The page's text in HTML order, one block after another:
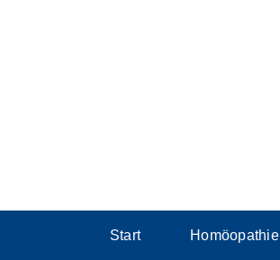
Start Homöopathie